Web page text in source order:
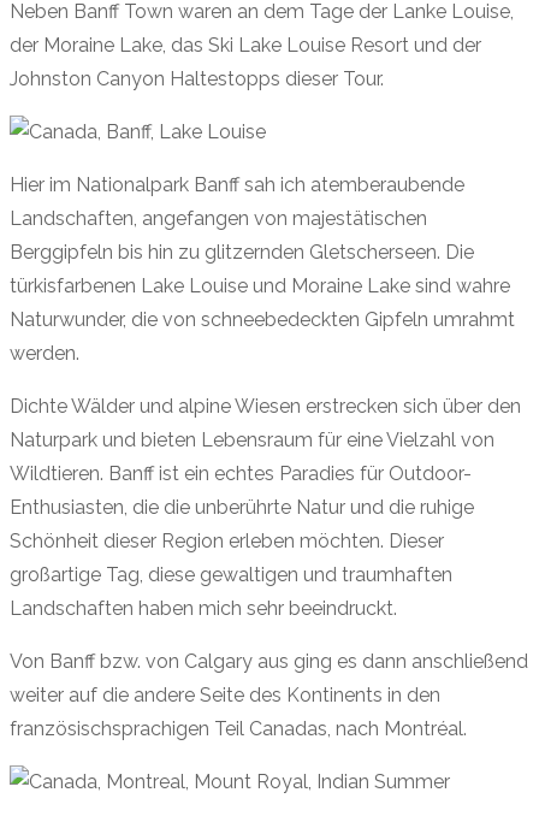
Neben Banff Town waren an dem Tage der Lanke Louise,
der Moraine Lake, das Ski Lake Louise Resort und der
Johnston Canyon Haltestopps dieser Tour.
Hier im Nationalpark Banff sah ich atemberaubende
Landschaften, angefangen von majestätischen
Berggipfeln bis hin zu glitzernden Gletscherseen. Die
türkisfarbenen Lake Louise und Moraine Lake sind wahre
Naturwunder, die von schneebedeckten Gipfeln umrahmt
werden.
Dichte Wälder und alpine Wiesen erstrecken sich über den
Naturpark und bieten Lebensraum für eine Vielzahl von
Wildtieren. Banff ist ein echtes Paradies für Outdoor-
Enthusiasten, die die unberührte Natur und die ruhige
Schönheit dieser Region erleben möchten. Dieser
großartige Tag, diese gewaltigen und traumhaften
Landschaften haben mich sehr beeindruckt.
Von Banff bzw. von Calgary aus ging es dann anschließend
weiter auf die andere Seite des Kontinents in den
französischsprachigen Teil Canadas, nach Montréal.